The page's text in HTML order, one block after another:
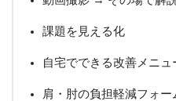
課題を見える化
自宅でできる改善メニュ
肩・肘の負担軽減フォー